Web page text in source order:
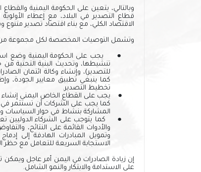
وبالتالي، يتعين على الحكومة اليمنية
قطاع التصدير في البلاد، مع إعطاء
الاقتصاد الكلي، مع بناء اقتصاد تصدير
وتشمل التوصيات المخصصة لكل مجموعة
● يجب على الحكومة اليمنية وضع
تنشيطها، وتحديث البنية التحتية
للتصدير)، وإنشاء وكالة ائتمان
كما ينبغي تطبيق معايير الجودة،
تخطيط التصدير.
●
يجب على القطاع الخاص اليمني
كما يجب على الشركات أن تستثمر في
المشاركة بنشاط في حوار السياسات
●
كما يتوجب على الشركاء الدوليين
والأدوات القائمة على النتائج،
وتمويل المبادرات الهادفة إلى
الاستجابة السريعة للتعامل مع حظر
إن زيادة الصادرات في اليمن أمر عاجل ويمكن
على الاستدامة والابتكار والنمو الشامل.